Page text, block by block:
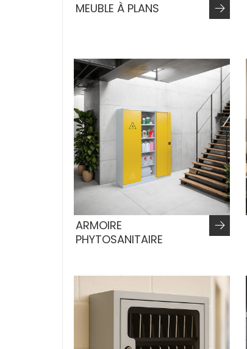
MEUBLE À PLANS
ARMOIRE
PHYTOSANITAIRE